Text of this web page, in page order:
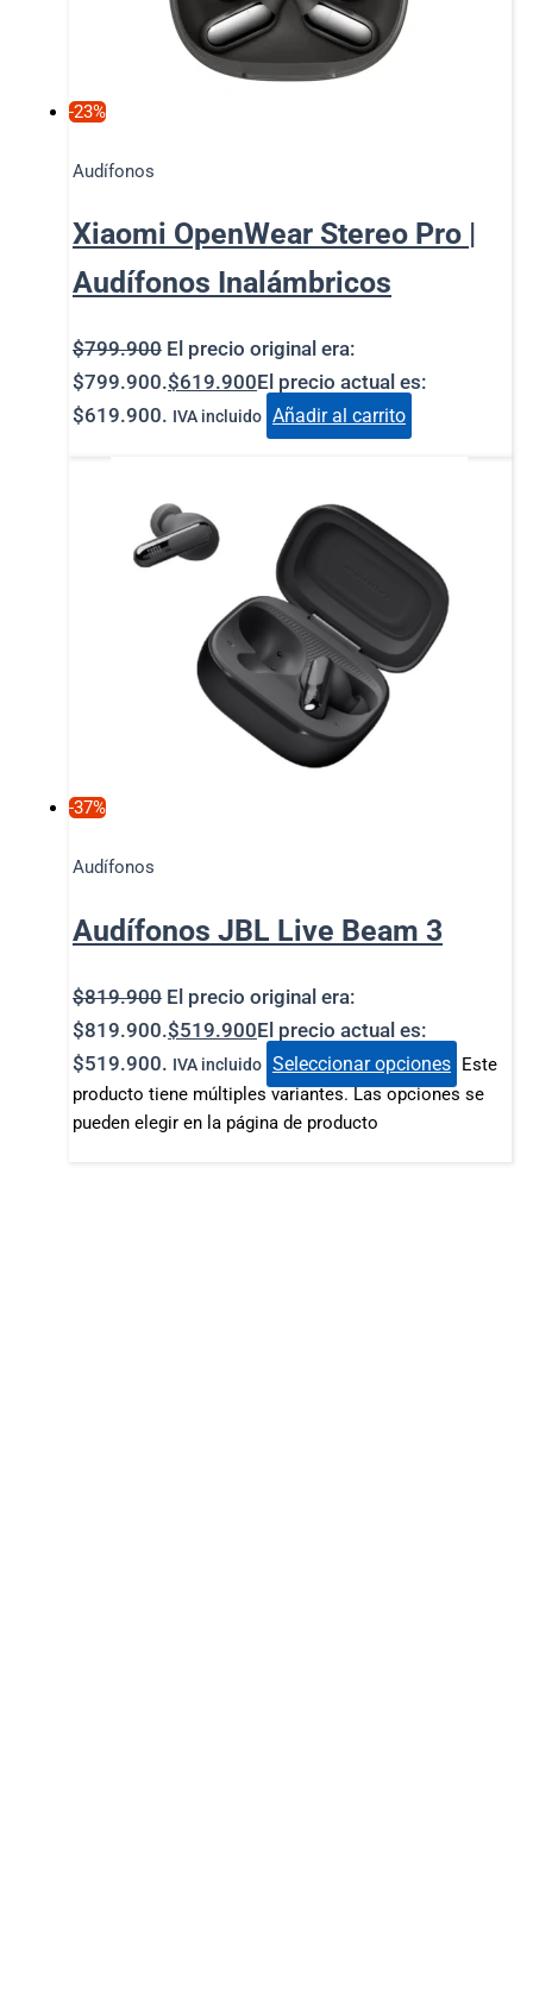
-23%
Audífonos
Xiaomi OpenWear Stereo Pro |
Audífonos Inalámbricos
$799.900 El precio original era:
$799.900.$619.900El precio actual es:
$619.900. IVA incluido Añadir al carrito
-37%
Audífonos
Audífonos JBL Live Beam 3
$819.900 El precio original era:
$819.900.$519.900El precio actual es:
$519.900. IVA incluido Seleccionar opciones Este
producto tiene múltiples variantes. Las opciones se
pueden elegir en la página de producto